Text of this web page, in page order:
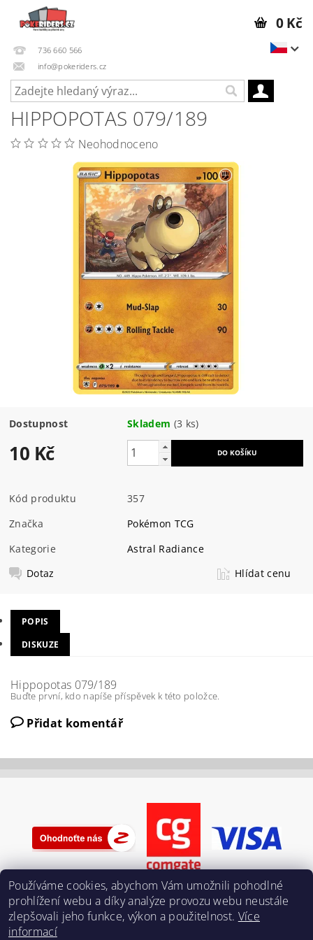
736 660 566
info@pokeriders.cz
0 Kč
HIPPOPOTAS 079/189
Neohodnoceno
Dostupnost Skladem (3 ks)
10 Kč
Kód produktu
357
Značka
Pokémon TCG
Kategorie
Astral Radiance
Dotaz
Hlídat cenu
POPIS
DISKUZE
Hippopotas 079/189
Buďte první, kdo napíše příspěvek k této položce.
Přidat komentář
Používáme cookies, abychom Vám umožnili pohodlné
prohlížení webu a díky analýze provozu webu neustále
zlepšovali jeho funkce, výkon a použitelnost. Více
informací